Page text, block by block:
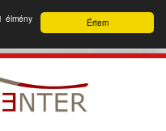
Értem
élmény